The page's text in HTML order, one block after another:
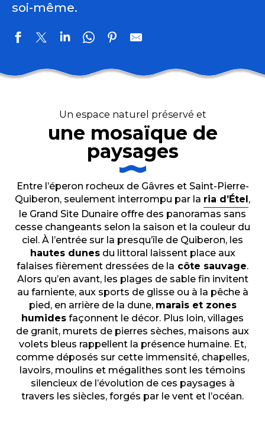
soi-même.
Un espace naturel préservé et
une mosaïque de
paysages
Entre l’éperon rocheux de Gâvres et Saint-Pierre-
Quiberon, seulement interrompu par la ria d’Étel,
le Grand Site Dunaire offre des panoramas sans
cesse changeants selon la saison et la couleur du
ciel. À l’entrée sur la presqu’île de Quiberon, les
hautes dunesdu littoral laissent place aux
falaises fièrement dressées de la côte sauvage.
Alors qu’en avant, les plages de sable fin invitent
au farniente, aux sports de glisse ou à la pêche à
pied, en arrière de la dune, marais et zones
humides façonnent le décor. Plus loin, villages
de granit, murets de pierres sèches, maisons aux
volets bleus rappellent la présence humaine. Et,
comme déposés sur cette immensité, chapelles,
lavoirs, moulins et mégalithes sont les témoins
silencieux de l’évolution de ces paysages à
travers les siècles, forgés par le vent et l’océan.